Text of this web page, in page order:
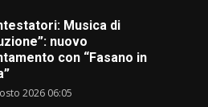
Musica di
nuovo
con “Fasano in
2026 06:05